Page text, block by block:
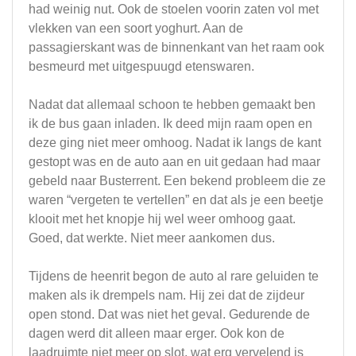
had weinig nut. Ook de stoelen voorin zaten vol met
vlekken van een soort yoghurt. Aan de
passagierskant was de binnenkant van het raam ook
besmeurd met uitgespuugd etenswaren.
Nadat dat allemaal schoon te hebben gemaakt ben
ik de bus gaan inladen. Ik deed mijn raam open en
deze ging niet meer omhoog. Nadat ik langs de kant
gestopt was en de auto aan en uit gedaan had maar
gebeld naar Busterrent. Een bekend probleem die ze
waren “vergeten te vertellen” en dat als je een beetje
klooit met het knopje hij wel weer omhoog gaat.
Goed, dat werkte. Niet meer aankomen dus.
Tijdens de heenrit begon de auto al rare geluiden te
maken als ik drempels nam. Hij zei dat de zijdeur
open stond. Dat was niet het geval. Gedurende de
dagen werd dit alleen maar erger. Ook kon de
laadruimte niet meer op slot, wat erg vervelend is